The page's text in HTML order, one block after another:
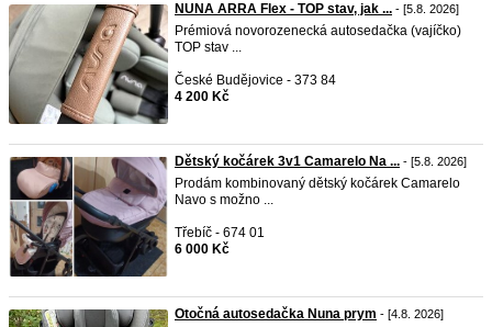
NUNA ARRA Flex - TOP stav, jak ... - [5.8. 2026]
Prémiová novorozenecká autosedačka (vajíčko)
TOP stav ...
České Budějovice - 373 84
4 200 Kč
Dětský kočárek 3v1 Camarelo Na ... - [5.8. 2026]
Prodám kombinovaný dětský kočárek Camarelo
Navo s možno ...
Třebíč - 674 01
6 000 Kč
Otočná autosedačka Nuna prym - [4.8. 2026]